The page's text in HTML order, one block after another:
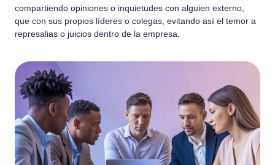
compartiendo opiniones o inquietudes con alguien externo,
que con sus propios líderes o colegas, evitando así el temor a
represalias o juicios dentro de la empresa.